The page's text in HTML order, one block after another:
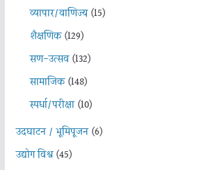
व्यापार/वाणिज्य(15)
शैक्षणिक(129)
सण-उत्सव(132)
सामाजिक(148)
स्पर्धा/परीक्षा(10)
उदघाटन / भूमिपूजन(6)
उद्योग विश्व(45)